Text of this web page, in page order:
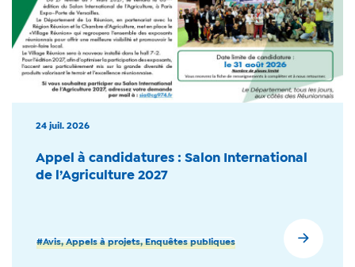
24 juil. 2026
Appel à candidatures : Salon International
de l’Agriculture 2027
#Avis, Appels à projets, Enquêtes publiques